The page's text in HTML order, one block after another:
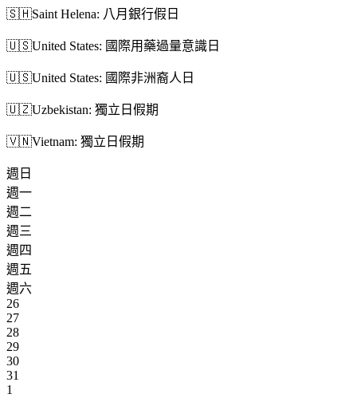
🇸🇭Saint Helena: 八月銀行假日
🇺🇸United States: 國際用藥過量意識日
🇺🇸United States: 國際非洲裔人日
🇺🇿Uzbekistan: 獨立日假期
🇻🇳Vietnam: 獨立日假期
週日
週一
週二
週三
週四
週五
週六
26
27
28
29
30
31
1